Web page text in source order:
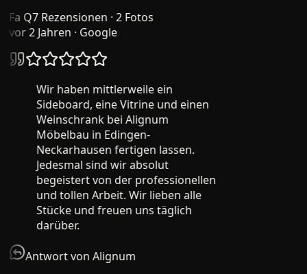
Fa Q7 Rezensionen · 2 Fotos
vor 2 Jahren· Google
Wir haben mittlerweile ein
Sideboard, eine Vitrine und einen
Weinschrank bei Alignum
Möbelbau in Edingen-
Neckarhausen fertigen lassen.
Jedesmal sind wir absolut
begeistert von der professionellen
und tollen Arbeit. Wir lieben alle
Stücke und freuen uns täglich
darüber.
Antwort von Alignum